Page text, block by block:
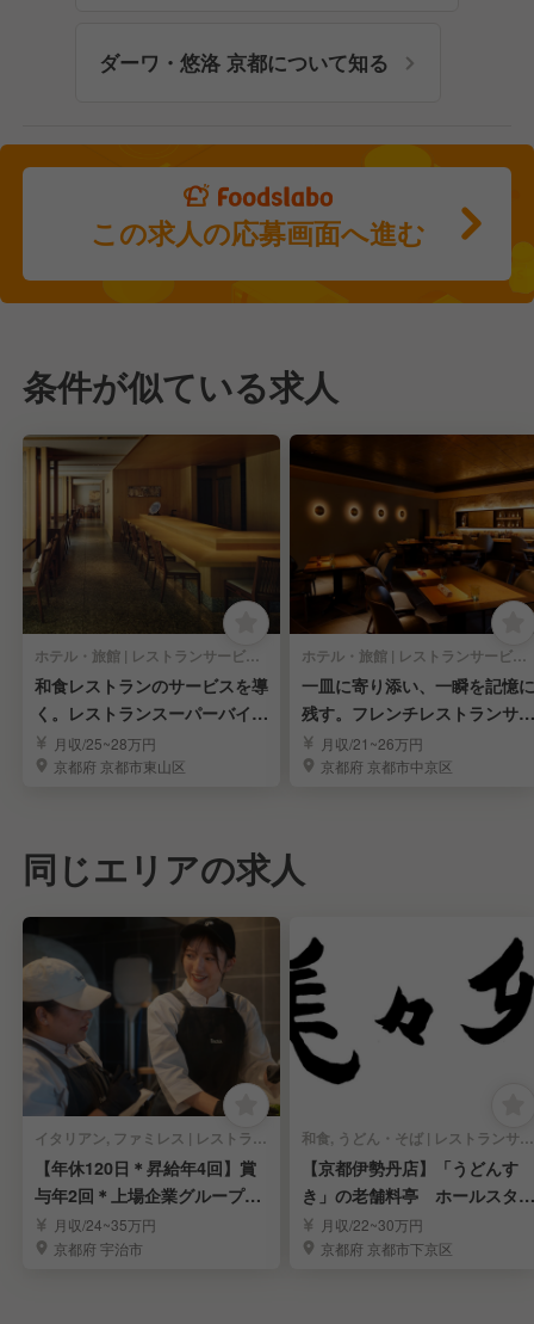
ダーワ・悠洛 京都について知る
この求人の応募画面へ進む
条件が似ている求人
ホテル・旅館 | レストランサービス・ホールスタッフ
和食レストランのサービスを導
く。レストランスーパーバイザ
ー 月収/25~28万円
京都府 京都市東山区
ホテル・旅館 | レストランサービス・ホールスタッフ
一皿に寄り添い、一瞬を記憶に
残す。フレンチレストランサー
バー月収/21~26万円
京都府 京都市中京区
同じエリアの求人
イタリアン, ファミレス | レストランサービス・ホールスタッフ
【年休120日＊昇給年4回】賞
与年2回＊上場企業グループで
店長を募集
月収/24~35万円
京都府 宇治市
和食, うどん・そば | レストランサービス・ホールスタッフ
【京都伊勢丹店】「うどんす
き」の老舗料亭 ホールスタッ
フ募集！
月収/22~30万円
京都府 京都市下京区